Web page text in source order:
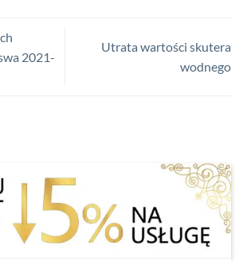
2021-
Utrata wartości skutera
wodnego